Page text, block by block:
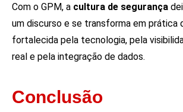
Com o GPM, a cultura de segurança
um discurso e se transforma em prática
fortalecida pela tecnologia, pela
real e pela integração de dados.
Conclusão